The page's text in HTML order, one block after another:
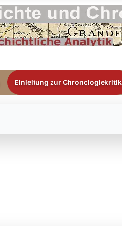
Einleitung zur Chronologiekritik